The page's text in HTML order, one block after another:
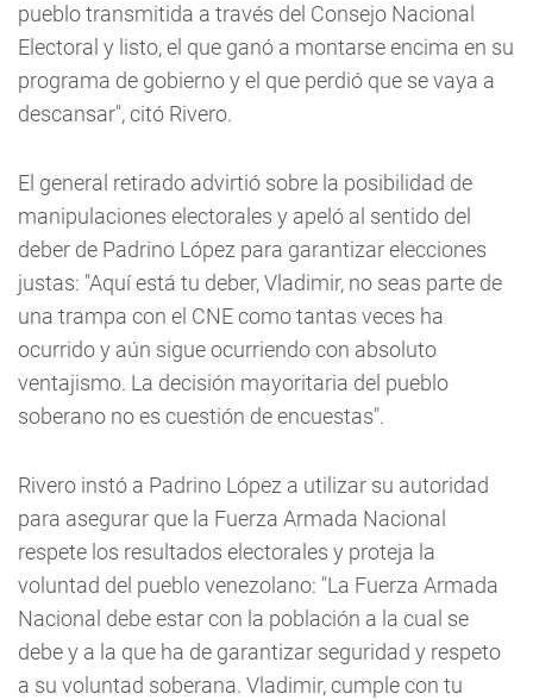
pueblo transmitida a través del Consejo Nacional
Electoral y listo, el que ganó a montarse encima en su
programa de gobierno y el que perdió que se vaya a
descansar", citó Rivero.
El general retirado advirtió sobre la posibilidad de
manipulaciones electorales y apeló al sentido del
deber de Padrino López para garantizar elecciones
justas: "Aquí está tu deber, Vladimir, no seas parte de
una trampa con el CNE como tantas veces ha
ocurrido y aún sigue ocurriendo con absoluto
ventajismo. La decisión mayoritaria del pueblo
soberano no es cuestión de encuestas".
Rivero instó a Padrino López a utilizar su autoridad
para asegurar que la Fuerza Armada Nacional
respete los resultados electorales y proteja la
voluntad del pueblo venezolano: "La Fuerza Armada
Nacional debe estar con la población a la cual se
debe y a la que ha de garantizar seguridad y respeto
a su voluntad soberana. Vladimir, cumple con tu